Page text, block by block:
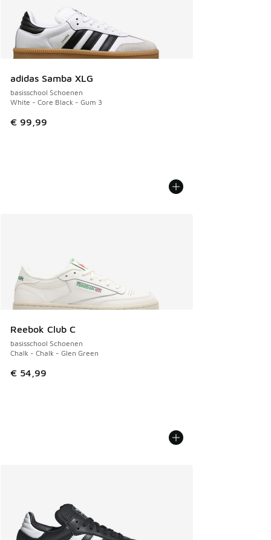
adidas Samba XLG
basisschool Schoenen
White - Core Black - Gum 3
€ 99,99
Reebok Club C
basisschool Schoenen
Chalk - Chalk - Glen Green
€ 54,99